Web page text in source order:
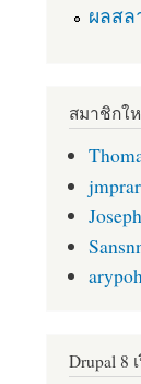
ผลสล
สมาชิกใ
Drupal 8